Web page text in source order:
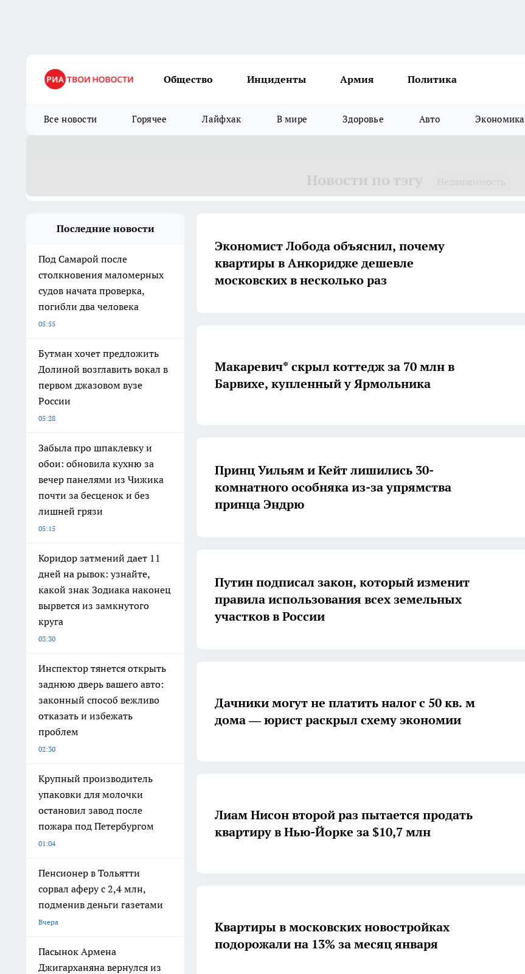
Общество Инциденты Армия Политика
Все новости Горячее Лайфхак В мире Здоровье Авто Экономика
Последние новости
Под Самарой после
столкновения маломерных
судов начата проверка,
погибли два человека
05:55
Бутман хочет предложить
Долиной возглавить вокал в
первом джазовом вузе
России
05:28
Забыла про шпаклевку и
обои: обновила кухню за
вечер панелями из Чижика
почти за бесценок и без
лишней грязи
05:15
Коридор затмений дает 11
дней на рывок: узнайте,
какой знак Зодиака наконец
вырвется из замкнутого
круга
03:30
Инспектор тянется открыть
заднюю дверь вашего авто:
законный способ вежливо
отказать и избежать
проблем
02:30
Крупный производитель
упаковки для молочки
остановил завод после
пожара под Петербургом
01:04
Пенсионер в Тольятти
сорвал аферу с 2,4 млн,
подменив деньги газетами
Вчера
Пасынок Армена
Джигарханяна вернулся из
Экономист Лобода объяснил, почему
квартиры в Анкоридже дешевле
московских в несколько раз
Макаревич* скрыл коттедж за 70 млн в
Барвихе, купленный у Ярмольника
Принц Уильям и Кейт лишились 30-
комнатного особняка из-за упрямства
принца Эндрю
Путин подписал закон, который изменит
правила использования всех земельных
участков в России
Дачники могут не платить налог с 50 кв. м
дома — юрист раскрыл схему экономии
Лиам Нисон второй раз пытается продать
квартиру в Нью-Йорке за $10,7 млн
Квартиры в московских новостройках
подорожали на 13% за месяц января